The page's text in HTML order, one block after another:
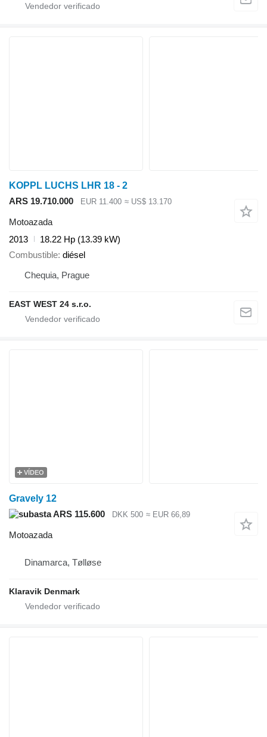
KOPPL LUCHS LHR 18 - 2
ARS 19.710.000
EUR 11.400 ≈ US$ 13.170
Motoazada
2013
18.22 Hp (13.39 kW)
Combustible diésel
Chequia, Prague
EAST WEST 24 s.r.o.
VÍDEO
Gravely 12
ARS 115.600
DKK 500 ≈ EUR 66,89
Motoazada
Dinamarca, Tølløse
Klaravik Denmark